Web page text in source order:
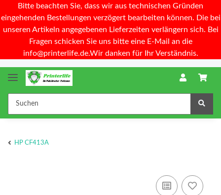
Bitte beachten Sie, dass wir aus technischen Gründen
eingehenden Bestellungen verzögert bearbeiten können. Die bei
unseren Artikeln angegebenen Lieferzeiten verlängern sich. Bei
Fragen schicken Sie uns bitte eine E-Mail an die
info@printerlife.de.Wir danken für Ihr Verständnis.
HP CF413A